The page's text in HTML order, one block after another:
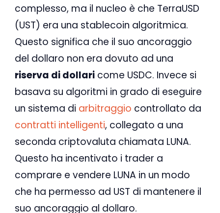
complesso, ma il nucleo è che TerraUSD
(UST) era una stablecoin algoritmica.
Questo significa che il suo ancoraggio
del dollaro non era dovuto ad una
riserva di dollari come USDC. Invece si
basava su algoritmi in grado di eseguire
un sistema di arbitraggio controllato da
contratti intelligenti, collegato a una
seconda criptovaluta chiamata LUNA.
Questo ha incentivato i trader a
comprare e vendere LUNA in un modo
che ha permesso ad UST di mantenere il
suo ancoraggio al dollaro.